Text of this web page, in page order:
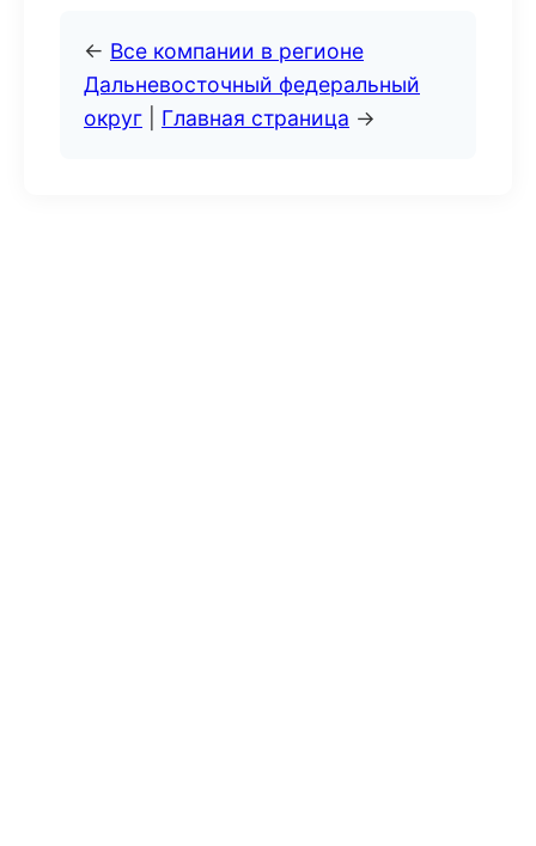
← Все компании в регионе
Дальневосточный федеральный
округ
Главная страница →